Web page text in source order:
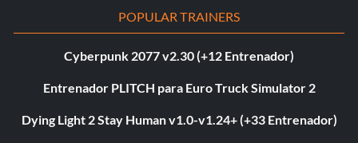
POPULAR TRAINERS
Cyberpunk 2077 v2.30 (+12 Entrenador)
Entrenador PLITCH para Euro Truck Simulator 2
Dying Light 2 Stay Human v1.0-v1.24+ (+33 Entrenador)